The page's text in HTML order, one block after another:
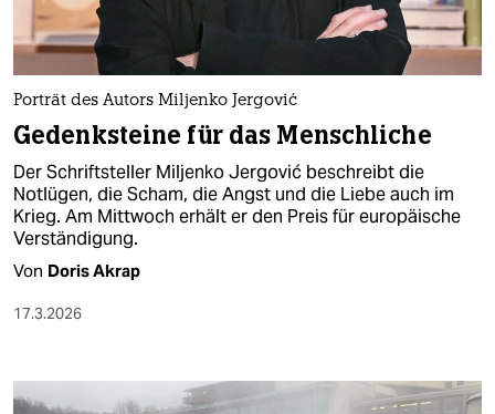
Porträt des Autors Miljenko Jergović
Gedenksteine für das Menschliche
Der Schriftsteller Miljenko Jergović beschreibt die
Notlügen, die Scham, die Angst und die Liebe auch im
Krieg. Am Mittwoch erhält er den Preis für europäische
Verständigung.
Von Doris Akrap
17.3.2026